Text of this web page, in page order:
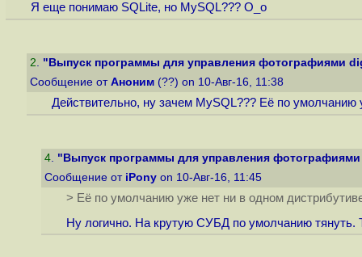
Я еще понимаю SQLite, но MySQL??? O_o
2. "Выпуск программы для управления фотографиями
Сообщение от Аноним (??) on 10-Авг-16, 11:38
Действительно, ну зачем MySQL??? Её по умолчанию
4. "Выпуск программы для управления
Сообщение от iPony on 10-Авг-16, 11:45
> Её по умолчанию уже нет ни в одном
Ну логично. На крутую СУБД по умолчанию тянуть.